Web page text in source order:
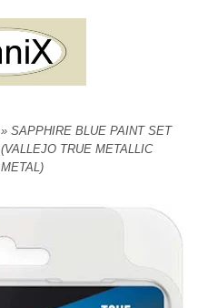
» SAPPHIRE BLUE PAINT SET
(VALLEJO TRUE METALLIC
METAL)